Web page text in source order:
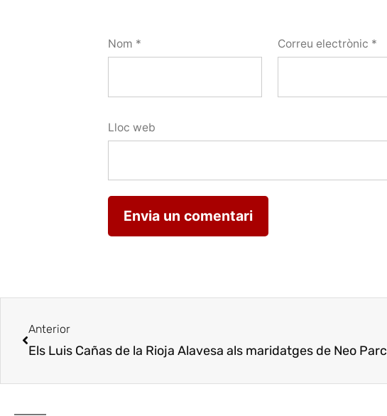
Nom * Correu electrònic *
Lloc web
Anterior
Els Luis Cañas de la Rioja Alavesa als maridatges de Neo Parc